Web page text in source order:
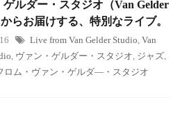
ゲルダー・スタジオ（Van Gelder
らお届けする、特別なライブ。
Live from Van Gelder Studio Van
ヴァン・ゲルダー・スタジオ ジャズ
ロム・ヴァン・ゲルダ―・スタジオ